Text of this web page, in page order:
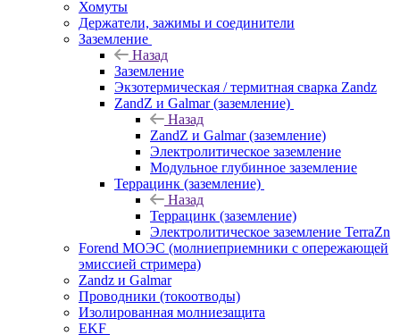
Хомуты
Держатели, зажимы и соединители
Заземление
Назад
Заземление
Экзотермическая / термитная сварка Zandz
ZandZ и Galmar (заземление)
Назад
ZandZ и Galmar (заземление)
Электролитическое заземление
Модульное глубинное заземление
Террацинк (заземление)
Назад
Террацинк (заземление)
Электролитическое заземление TerraZn
Forend МОЭС (молниеприемники с опережающей
эмиссией стримера)
Zandz и Galmar
Проводники (токоотводы)
Изолированная молниезащита
EKF